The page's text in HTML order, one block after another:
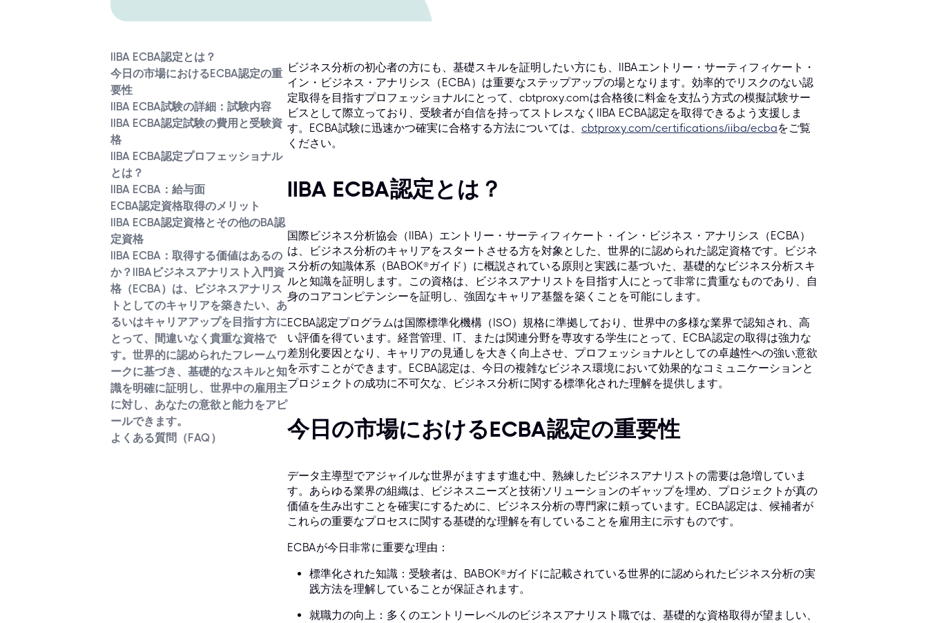
IIBA ECBA認定とは？
今日の市場におけるECBA認定の重
要性
IIBA ECBA試験の詳細：試験内容
IIBA ECBA認定試験の費用と受験資
格
IIBA ECBA認定プロフェッショナル
とは？
IIBA ECBA：給与面
ECBA認定資格取得のメリット
IIBA ECBA認定資格とその他のBA認
定資格
IIBA ECBA：取得する価値はあるの
か？IIBAビジネスアナリスト入門資
格（ECBA）は、ビジネスアナリス
トとしてのキャリアを築きたい、あ
るいはキャリアアップを目指す方に
とって、間違いなく貴重な資格で
す。世界的に認められたフレームワ
ークに基づき、基礎的なスキルと知
識を明確に証明し、世界中の雇用主
に対し、あなたの意欲と能力をアピ
ールできます。
よくある質問（FAQ）
ビジネス分析の初心者の方にも、基礎スキルを証明したい方にも、IIBAエントリー・サーティフィケート・
イン・ビジネス・アナリシス（ECBA）は重要なステップアップの場となります。効率的でリスクのない認
定取得を目指すプロフェッショナルにとって、cbtproxy.comは合格後に料金を支払う方式の模擬試験サー
ビスとして際立っており、受験者が自信を持ってストレスなくIIBA ECBA認定を取得できるよう支援しま
す。ECBA試験に迅速かつ確実に合格する方法については、 cbtproxy.com/certifications/iiba/ecbaをご覧
ください。
IIBA ECBA認定とは？
国際ビジネス分析協会（IIBA）エントリー・サーティフィケート・イン・ビジネス・アナリシス（ECBA）
は、ビジネス分析のキャリアをスタートさせる方を対象とした、世界的に認められた認定資格です。ビジネ
ス分析の知識体系（BABOK®ガイド）に概説されている原則と実践に基づいた、基礎的なビジネス分析スキ
ルと知識を証明します。この資格は、ビジネスアナリストを目指す人にとって非常に貴重なものであり、自
身のコアコンピテンシーを証明し、強固なキャリア基盤を築くことを可能にします。
ECBA認定プログラムは国際標準化機構（ISO）規格に準拠しており、世界中の多様な業界で認知され、高
い評価を得ています。経営管理、IT、または関連分野を専攻する学生にとって、ECBA認定の取得は強力な
差別化要因となり、キャリアの見通しを大きく向上させ、プロフェッショナルとしての卓越性への強い意欲
を示すことができます。ECBA認定は、今日の複雑なビジネス環境において効果的なコミュニケーションと
プロジェクトの成功に不可欠な、ビジネス分析に関する標準化された理解を提供します。
今日の市場におけるECBA認定の重要性
データ主導型でアジャイルな世界がますます進む中、熟練したビジネスアナリストの需要は急増していま
す。あらゆる業界の組織は、ビジネスニーズと技術ソリューションのギャップを埋め、プロジェクトが真の
価値を生み出すことを確実にするために、ビジネス分析の専門家に頼っています。ECBA認定は、候補者が
これらの重要なプロセスに関する基礎的な理解を有していることを雇用主に示すものです。
ECBAが今日非常に重要な理由：
標準化された知識：受験者は、BABOK®ガイドに記載されている世界的に認められたビジネス分析の実
践方法を理解していることが保証されます。
就職力の向上：多くのエントリーレベルのビジネスアナリスト職では、基礎的な資格取得が望ましい、